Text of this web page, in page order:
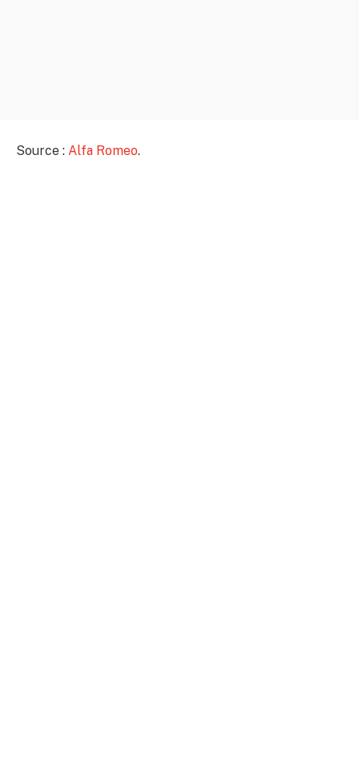
Source : Alfa Romeo.